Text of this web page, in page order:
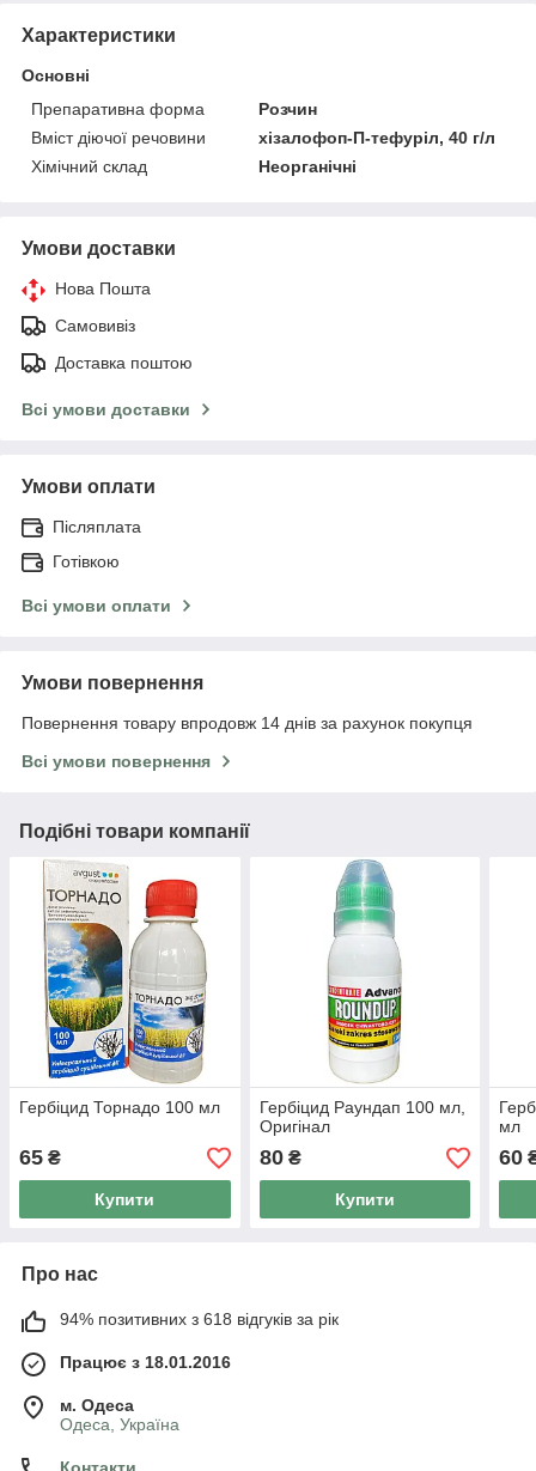
Характеристики
Основні
Препаративна форма
Розчин
Вміст діючої речовини
хізалофоп-П-тефуріл, 40 г/л
Хімічний склад
Неорганічні
Умови доставки
Нова Пошта
Самовивіз
Доставка поштою
Всі умови доставки
Умови оплати
Післяплата
Готівкою
Всі умови оплати
Умови повернення
Повернення товару впродовж 14 днів за рахунок покупця
Всі умови повернення
Подібні товари компанії
Гербіцид Торнадо 100 мл
65 ₴
Купити
Гербіцид Раундап 100 мл,
Оригінал
80₴
Купити
мл
60
Про нас
94% позитивних з 618 відгуків за рік
Працює з 18.01.2016
м. Одеса
Одеса, Україна